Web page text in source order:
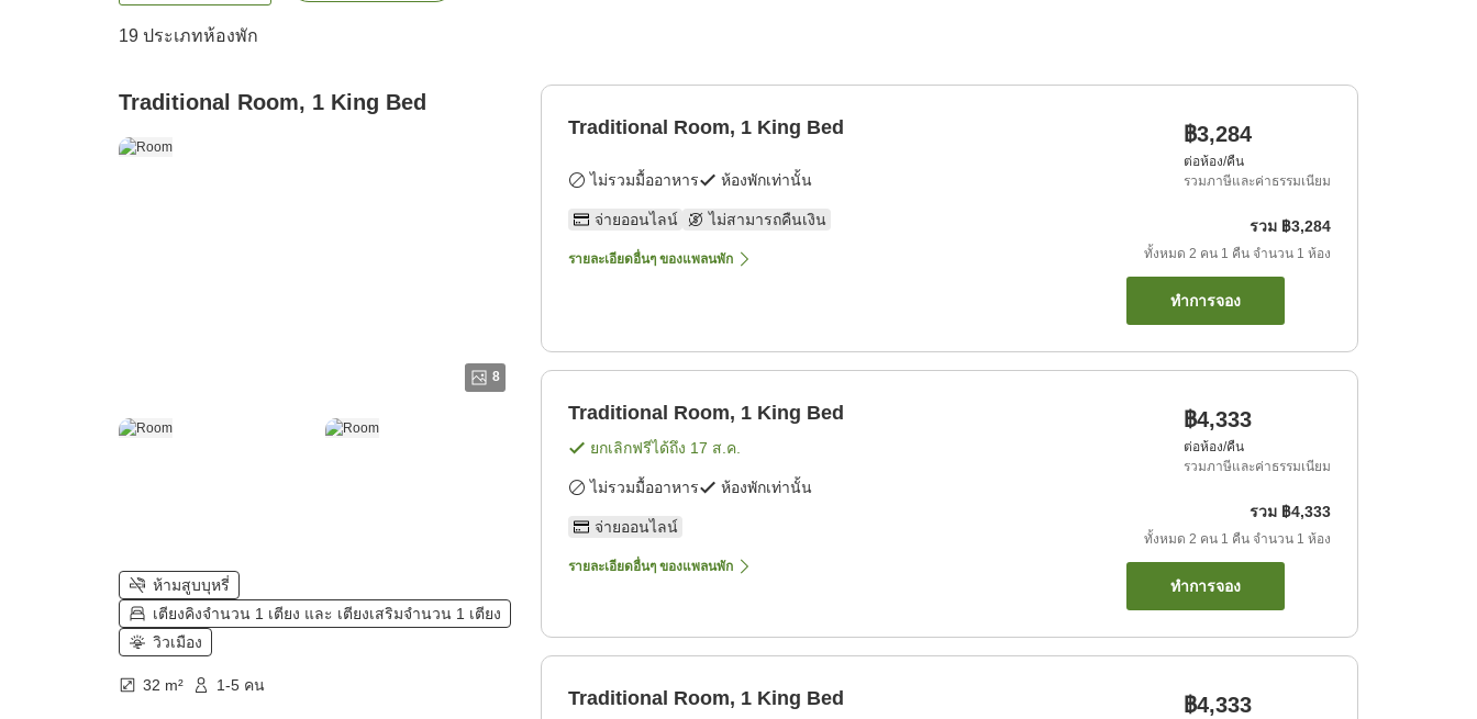
19 ประเภทห้องพัก
Traditional Room, 1 King Bed
8
ห้ามสูบบุหรี่
เตียงคิงจำนวน 1 เตียง และ เตียงเสริมจำนวน 1 เตียง
วิวเมือง
32 m² 1-5 คน
Traditional Room, 1 King Bed
ไม่รวมมื้ออาหาร ห้องพักเท่านั้น
จ่ายออนไลน์ ไม่สามารถคืนเงิน
รายละเอียดอื่นๆ ของแพลนพัก
฿3,284
ต่อห้อง/คืน
รวมภาษีและค่าธรรมเนียม
รวม ฿3,284
ทั้งหมด 2 คน 1 คืน จำนวน 1 ห้อง
ทำการจอง
Traditional Room, 1 King Bed
ยกเลิกฟรีได้ถึง 17 ส.ค.
ไม่รวมมื้ออาหาร ห้องพักเท่านั้น
จ่ายออนไลน์
รายละเอียดอื่นๆ ของแพลนพัก
฿4,333
ต่อห้อง/คืน
รวมภาษีและค่าธรรมเนียม
รวม ฿4,333
ทั้งหมด 2 คน 1 คืน จำนวน 1 ห้อง
ทำการจอง
Traditional Room, 1 King Bed ฿4,333